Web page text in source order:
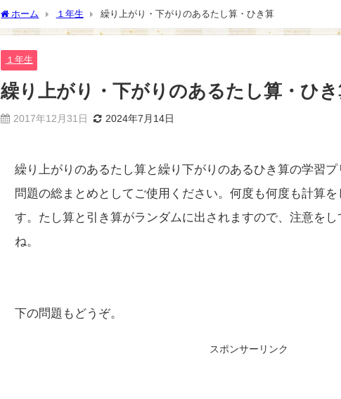
ホーム １年生 繰り上がり・下がりのあるたし算・ひき算
１年生
繰り上がり・下がりのあるたし算・ひ
2017年12月31日 2024年7月14日
繰り上がりのあるたし算と繰り下がりのあるひき算の学習
問題の総まとめとしてご使用ください。何度も何度も計算
す。たし算と引き算がランダムに出されますので、注意を
ね。
下の問題もどうぞ。
スポンサーリンク